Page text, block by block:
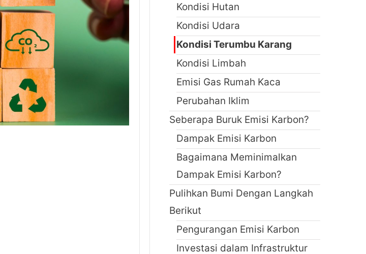
Kondisi Hutan
Kondisi Udara
Kondisi Terumbu Karang
Kondisi Limbah
Emisi Gas Rumah Kaca
Perubahan Iklim
Seberapa Buruk Emisi Karbon?
Dampak Emisi Karbon
Bagaimana Meminimalkan
Dampak Emisi Karbon?
Pulihkan Bumi Dengan Langkah
Berikut
Pengurangan Emisi Karbon
Investasi dalam Infrastruktur